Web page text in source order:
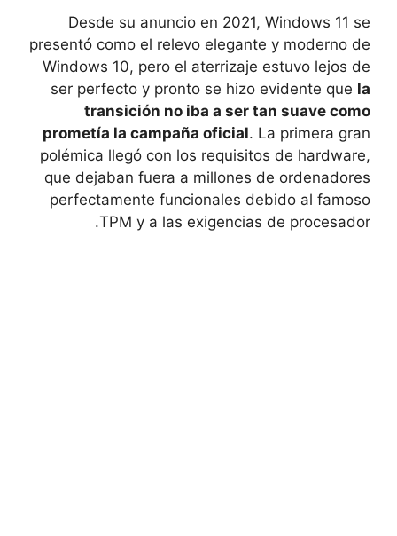
Desde su anuncio en 2021, Windows 11 se
presentó como el relevo elegante y moderno de
Windows 10, pero el aterrizaje estuvo lejos de
ser perfecto y pronto se hizo evidente que la
transición no iba a ser tan suave como
prometía la campaña oficial. La primera gran
polémica llegó con los requisitos de hardware,
que dejaban fuera a millones de ordenadores
perfectamente funcionales debido al famoso
TPM y a las exigencias de procesador.